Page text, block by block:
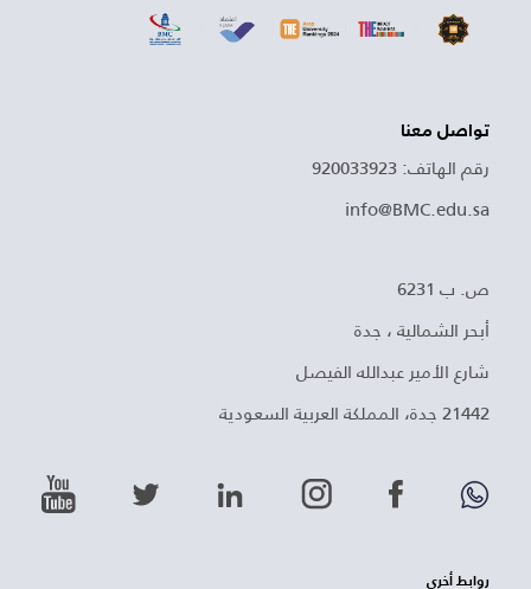
تواصل معنا
رقم الهاتف: 920033923
info@BMC.edu.sa
ص. ب 6231
أبحر الشمالية ، جدة
شارع الأمير عبدالله الفيصل
21442 جدة، المملكة العربية السعودية
روابط أخرى